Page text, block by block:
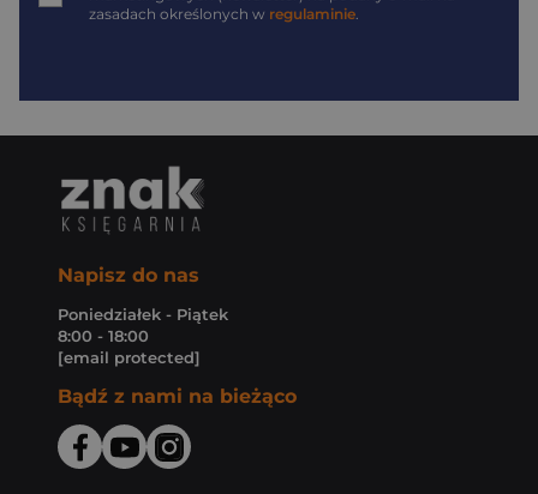
zasadach określonych w regulaminie.
Napisz do nas
Poniedziałek - Piątek
8:00 - 18:00
[email protected]
Bądź z nami na bieżąco